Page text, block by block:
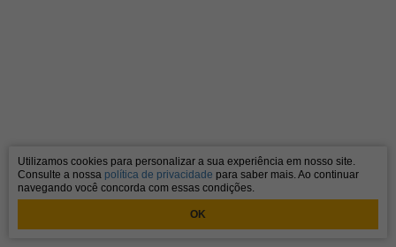
Utilizamos cookies para personalizar a sua experiência em nosso site.
Consulte a nossa política de privacidade para saber mais. Ao continuar
navegando você concorda com essas condições.
OK